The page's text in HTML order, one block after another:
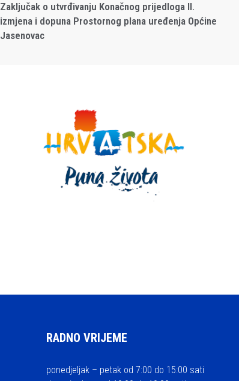
Zaključak o utvrđivanju Konačnog prijedloga II.
izmjena i dopuna Prostornog plana uređenja Općine
Jasenovac
RADNO VRIJEME
ponedjeljak – petak od 7:00 do 15:00 sati